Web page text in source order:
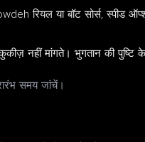
रियल या बॉट सोर्स, स्पीड
नहीं मांगते। भुगतान की पुष्टि
समय जांचें।